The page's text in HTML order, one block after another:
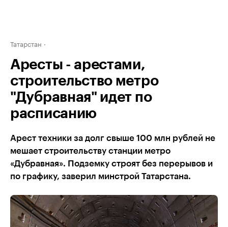
Татарстан
Аресты - арестами,
строительство метро
"Дубравная" идет по
расписанию
Арест техники за долг свыше 100 млн рублей не
мешает строительству станции метро
«Дубравная». Подземку строят без перерывов и
по графику, заверил минстрой Татарстана.